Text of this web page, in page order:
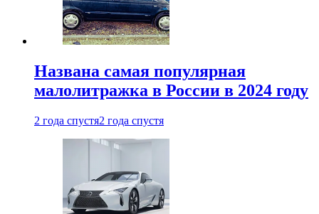
Названа самая популярная
малолитражка в России в 2024 году
2 года спустя2 года спустя